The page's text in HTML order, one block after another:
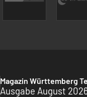
Magazin Württemberg
Ausgabe August